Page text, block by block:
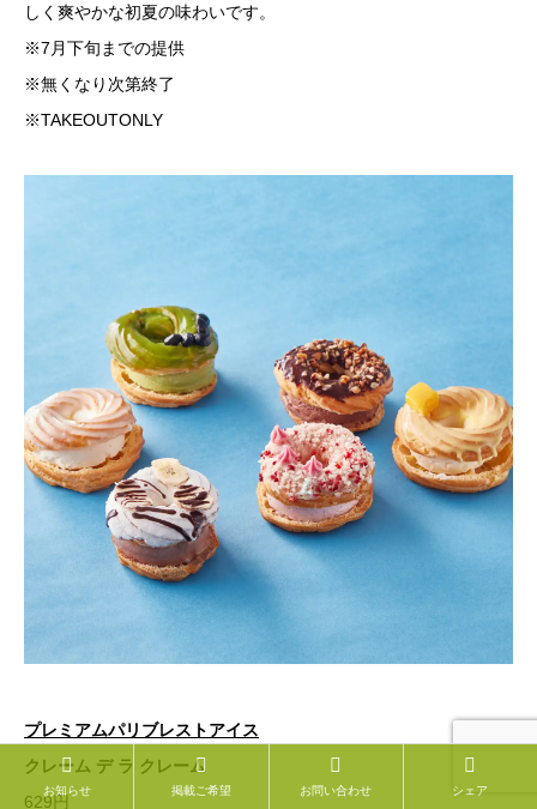
しく爽やかな初夏の味わいです。
※7月下旬までの提供
※無くなり次第終了
※TAKEOUTONLY
プレミアムパリブレストアイス
クレーム デ ラ クレーム
629円
お知らせ 掲載ご希望 お問い合わせ シェア